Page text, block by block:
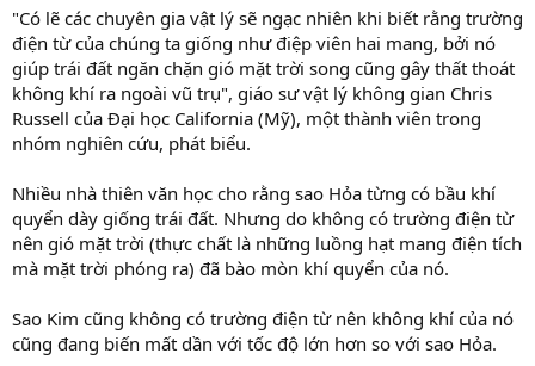
"Có lẽ các chuyên gia vật lý sẽ ngạc nhiên khi biết rằng trường
điện từ của chúng ta giống như điệp viên hai mang, bởi nó
giúp trái đất ngăn chặn gió mặt trời song cũng gây thất thoát
không khí ra ngoài vũ trụ", giáo sư vật lý không gian Chris
Russell của Đại học California (Mỹ), một thành viên trong
nhóm nghiên cứu, phát biểu.
Nhiều nhà thiên văn học cho rằng sao Hỏa từng có bầu khí
quyển dày giống trái đất. Nhưng do không có trường điện từ
nên gió mặt trời (thực chất là những luồng hạt mang điện tích
mà mặt trời phóng ra) đã bào mòn khí quyển của nó.
Sao Kim cũng không có trường điện từ nên không khí của nó
cũng đang biến mất dần với tốc độ lớn hơn so với sao Hỏa.